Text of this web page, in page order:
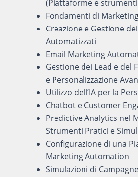
(Piattaforme e
Fondamenti di
Creazione e Gestione
Automatizzati
Email Marketing
Gestione dei Lead e del
e Personalizzazione
Utilizzo dell’IA per la
Chatbot e Customer
Predictive Analytics nel
Strumenti Pratici e
Configurazione di una
Marketing Automation
Simulazioni di